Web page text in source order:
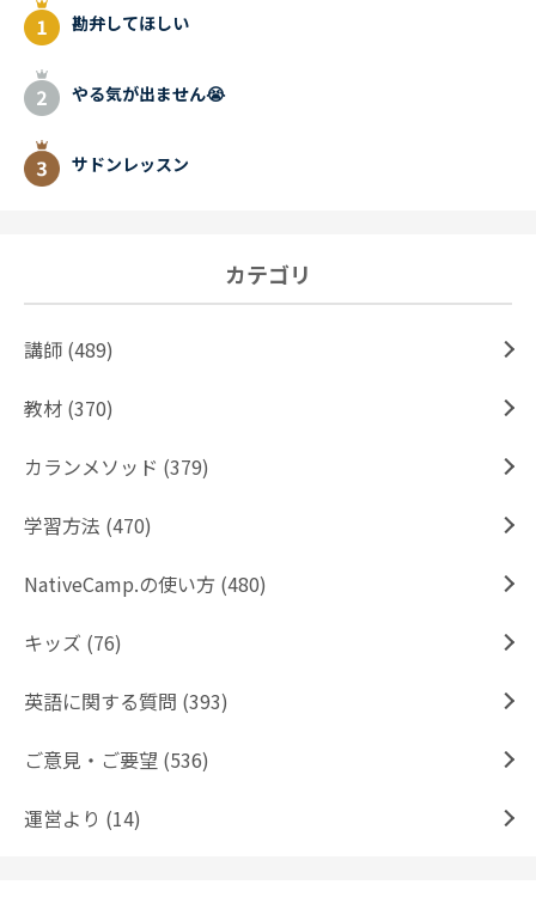
勘弁してほしい
やる気が出ません😭
サドンレッスン
カテゴリ
講師 (489)
教材 (370)
カランメソッド (379)
学習方法 (470)
NativeCamp.の使い方 (480)
キッズ (76)
英語に関する質問 (393)
ご意見・ご要望 (536)
運営より (14)